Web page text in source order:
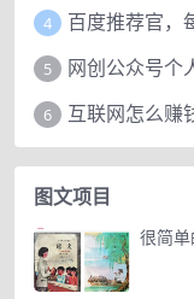
4 百度推荐官，
5
6 互联网怎么赚
图文项目
很简